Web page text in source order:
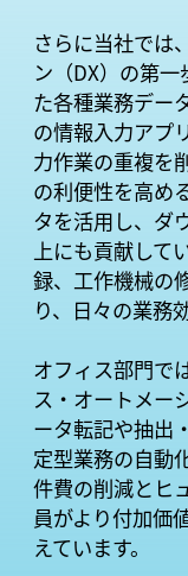
さらに当社では
ン（DX）の第
た各種業務デー
の情報入力アプ
力作業の重複を
の利便性を高め
タを活用し、ダ
上にも貢献して
録、工作機械の
り、日々の業務
オフィス部門で
ス・オートメー
ータ転記や抽出
定型業務の自動
件費の削減とヒ
員がより付加価
えています。